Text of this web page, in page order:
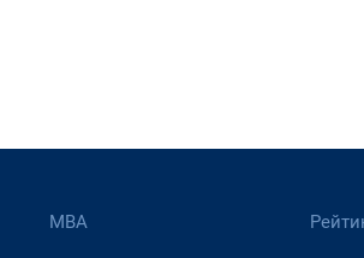
МВА